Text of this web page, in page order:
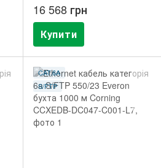
16 568 грн
Купити
CAT.6A
S/FTP